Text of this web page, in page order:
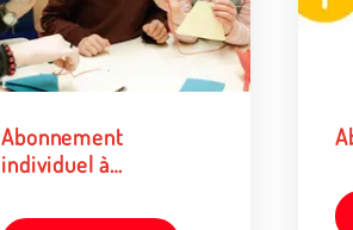
Abonnement
individuel à